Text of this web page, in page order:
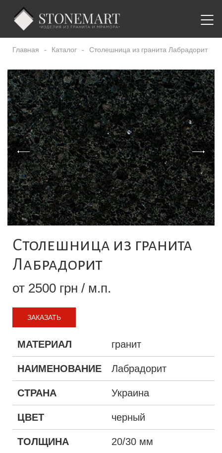
Главная - Каталог - Столешница из гранита Лабрадорит
Столешница из гранита
Лабрадорит
от 2500 грн / м.п.
ЗАКАЗАТЬ
МАТЕРИАЛ гранит
НАИМЕНОВАНИЕ Лабрадорит
СТРАНА Украина
ЦВЕТ черный
ТОЛЩИНА 20/30 мм